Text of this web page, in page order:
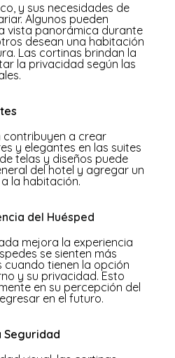
y sus necesidades de
Algunos pueden
vista panorámica durante
desean una habitación
Las cortinas brindan la
la privacidad según las
contribuyen a crear
y elegantes en las suites
telas y diseños puede
del hotel y agregar un
la habitación.
del Huésped
mejora la experiencia
se sienten más
tienen la opción
y su privacidad. Esto
en su percepción del
en el futuro.
Seguridad